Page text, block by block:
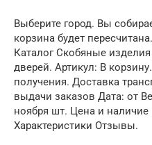
Выберите город. Вы
корзина будет
Каталог Скобяные
дверей. Артикул: В
получения. Доставка
выдачи заказов Дата: от
ноября шт. Цена и
Характеристики Отзывы.